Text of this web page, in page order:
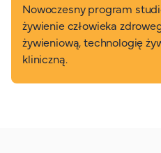
Nowoczesny program
żywienie człowieka
żywieniową, technologię
kliniczną.